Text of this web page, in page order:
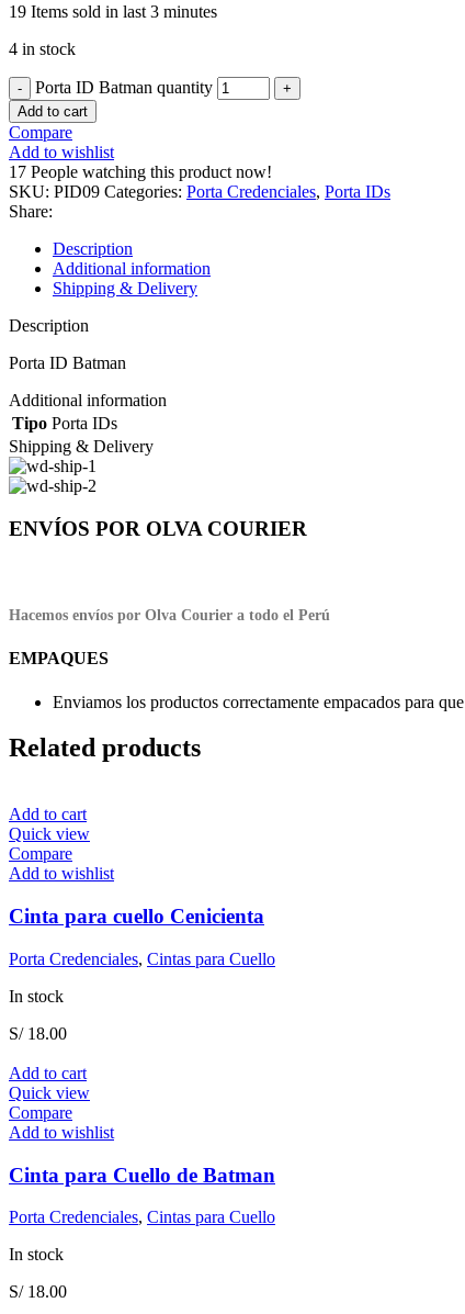
19 Items sold in last 3 minutes
4 in stock
Porta ID Batman quantity
Add to cart
Compare
Add to wishlist
17 People watching this product now!
SKU: PID09 Categories: Porta Credenciales, Porta IDs
Share:
Description
Additional information
Shipping & Delivery
Description
Porta ID Batman
Additional information
Tipo Porta IDs
Shipping & Delivery
ENVÍOS POR OLVA COURIER
Hacemos envíos por Olva Courier a todo el Perú
EMPAQUES
Enviamos los productos correctamente empacados para
Related products
Add to cart
Quick view
Compare
Add to wishlist
Cinta para cuello Cenicienta
Porta Credenciales, Cintas para Cuello
In stock
S/18.00
Add to cart
Quick view
Compare
Add to wishlist
Cinta para Cuello de Batman
Porta Credenciales, Cintas para Cuello
In stock
S/18.00